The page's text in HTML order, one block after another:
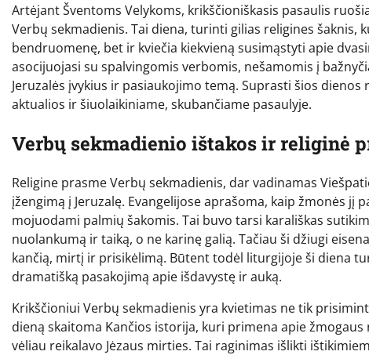
Artėjant Šventoms Velykoms, krikščioniškasis pasaulis
Verbų sekmadienis. Tai diena, turinti gilias religines
bendruomenę, bet ir kviečia kiekvieną susimąstyti apie
asocijuojasi su spalvingomis verbomis, nešamomis į
Jeruzalės įvykius ir pasiaukojimo temą. Suprasti šios
aktualios ir šiuolaikiniame, skubančiame pasaulyje.
Verbų sekmadienio ištakos ir religinė
Religine prasme Verbų sekmadienis, dar vadinamas
įžengimą į Jeruzalę. Evangelijose aprašoma, kaip žmonės
mojuodami palmių šakomis. Tai buvo tarsi karališkas
nuolankumą ir taiką, o ne karinę galią. Tačiau ši džiugi
kančią, mirtį ir prisikėlimą. Būtent todėl liturgijoje ši diena
dramatišką pasakojimą apie išdavystę ir auką.
Krikščioniui Verbų sekmadienis yra kvietimas ne tik
dieną skaitoma Kančios istorija, kuri primena apie
vėliau reikalavo Jėzaus mirties. Tai raginimas išlikti